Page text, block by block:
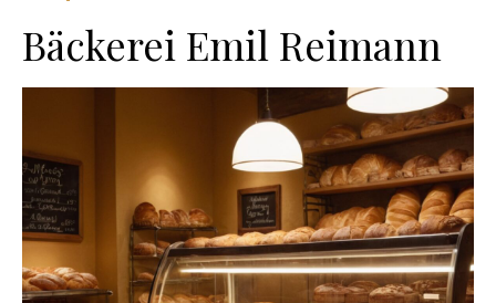
Bäckerei Emil Reimann